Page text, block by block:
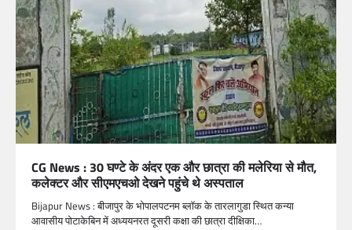
CG News : 30 घण्टे के अंदर एक और छात्रा की मलेरिया से मौत,
कलेक्टर और सीएमएचओ देखने पहुंचे थे अस्पताल
Bijapur News : बीजापुर के भोपालपटनम ब्लॉक के तारलागुडा स्थित कन्या
आवासीय पोटाकेबिन में अध्ययनरत दूसरी कक्षा की छात्रा दीक्षिका…